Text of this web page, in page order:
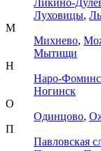
Луховицы,
М
Михнево,
Мытищи
Н
Наро-
Ногинск
О
Одинцово,
П
Павловская